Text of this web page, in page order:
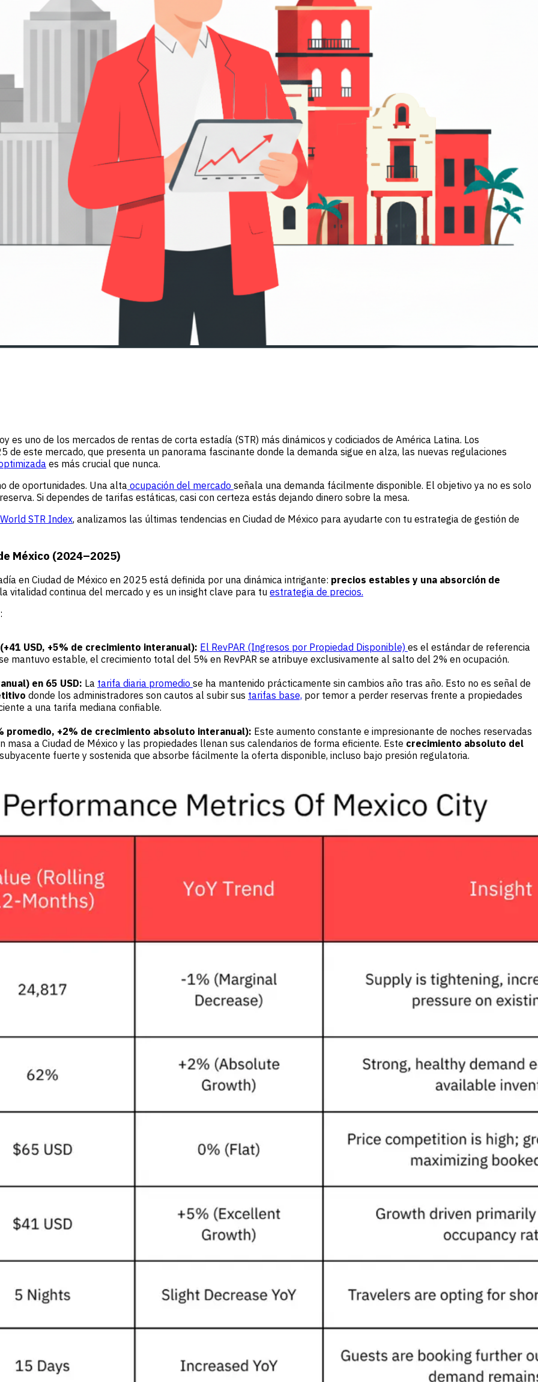
es uno de los mercados de rentas de corta estadía (STR) más dinámicos y codiciados de América Latina. Los
este mercado, que presenta un panorama fascinante donde la demanda sigue en alza, las nuevas regulaciones
es más crucial que nunca.
de oportunidades. Una alta ocupación del mercado señala una demanda fácilmente disponible. El objetivo ya no es solo
Si dependes de tarifas estáticas, casi con certeza estás dejando dinero sobre la mesa.
STR Index, analizamos las últimas tendencias en Ciudad de México para ayudarte con tu estrategia de gestión de
México (2024–2025)
en Ciudad de México en 2025 está definida por una dinámica intrigante: precios estables y una absorción de
vitalidad continua del mercado y es un insight clave para tu estrategia de precios.
USD, +5% de crecimiento interanual): El RevPAR (Ingresos por Propiedad Disponible) es el estándar de referencia
mantuvo estable, el crecimiento total del 5% en RevPAR se atribuye exclusivamente al salto del 2% en ocupación.
en 65 USD: La tarifa diaria promedio se ha mantenido prácticamente sin cambios año tras año. Esto no es señal de
donde los administradores son cautos al subir sus tarifas base, por temor a perder reservas frente a propiedades
a una tarifa mediana confiable.
promedio, +2% de crecimiento absoluto interanual): Este aumento constante e impresionante de noches reservadas
a Ciudad de México y las propiedades llenan sus calendarios de forma eficiente. Este crecimiento absoluto del
fuerte y sostenida que absorbe fácilmente la oferta disponible, incluso bajo presión regulatoria.